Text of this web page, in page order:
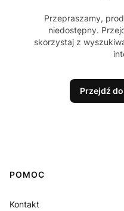
Przepraszamy,
niedostępny.
skorzystaj z
Przejdź
Linki w stopce
POMOC
Kontakt